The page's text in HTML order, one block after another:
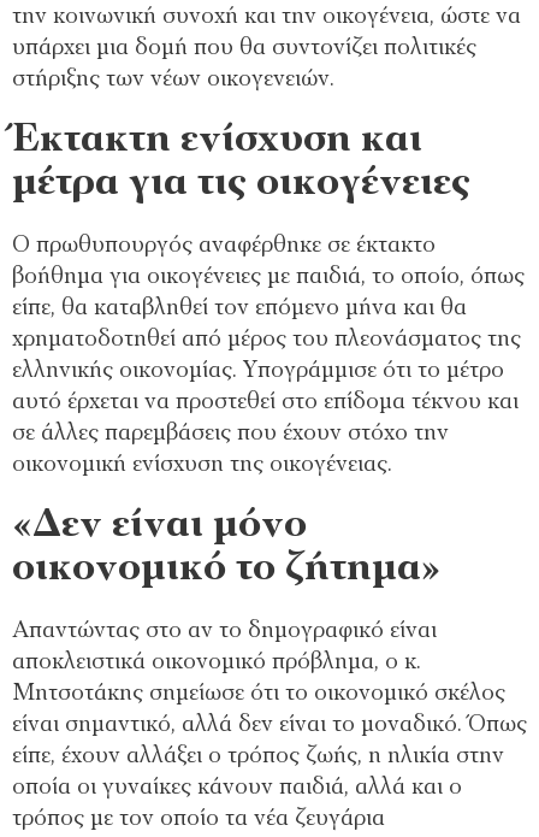
την κοινωνική συνοχή και την οικογένεια, ώστε να
υπάρχει μια δομή που θα συντονίζει πολιτικές
στήριξης των νέων οικογενειών.
Έκτακτη ενίσχυση και
μέτρα για τις οικογένειες
Ο πρωθυπουργός αναφέρθηκε σε έκτακτο
βοήθημα για οικογένειες με παιδιά, το οποίο, όπως
είπε, θα καταβληθεί τον επόμενο μήνα και θα
χρηματοδοτηθεί από μέρος του πλεονάσματος της
ελληνικής οικονομίας. Υπογράμμισε ότι το μέτρο
αυτό έρχεται να προστεθεί στο επίδομα τέκνου και
σε άλλες παρεμβάσεις που έχουν στόχο την
οικονομική ενίσχυση της οικογένειας.
«Δεν είναι μόνο
οικονομικό το ζήτημα»
Απαντώντας στο αν το δημογραφικό είναι
αποκλειστικά οικονομικό πρόβλημα, ο κ.
Μητσοτάκης σημείωσε ότι το οικονομικό σκέλος
είναι σημαντικό, αλλά δεν είναι το μοναδικό. Όπως
είπε, έχουν αλλάξει ο τρόπος ζωής, η ηλικία στην
οποία οι γυναίκες κάνουν παιδιά, αλλά και ο
τρόπος με τον οποίο τα νέα ζευγάρια